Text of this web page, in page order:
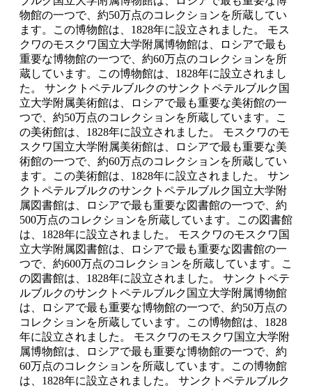
物館の一つで、約50万点のコレクションを所蔵してい
ます。この博物館は、1828年に設立されました。 モス
クワのモスクワ国立大学附属博物館は、ロシアで最も
重要な博物館の一つで、約60万点のコレクションを所
蔵しています。この博物館は、1828年に設立されまし
た。 サンクトペテルブルクのサンクトペテルブルク国
立大学附属美術館は、ロシアで最も重要な美術館の一
つで、約50万点のコレクションを所蔵しています。こ
の美術館は、1828年に設立されました。 モスクワのモ
スクワ国立大学附属美術館は、ロシアで最も重要な美
術館の一つで、約60万点のコレクションを所蔵してい
ます。この美術館は、1828年に設立されました。 サン
クトペテルブルクのサンクトペテルブルク国立大学附
属図書館は、ロシアで最も重要な図書館の一つで、約
500万点のコレクションを所蔵しています。この図書館
は、1828年に設立されました。 モスクワのモスクワ国
立大学附属図書館は、ロシアで最も重要な図書館の一
つで、約600万点のコレクションを所蔵しています。こ
の図書館は、1828年に設立されました。 サンクトペテ
ルブルクのサンクトペテルブルク国立大学附属博物館
は、ロシアで最も重要な博物館の一つで、約50万点の
コレクションを所蔵しています。この博物館は、1828
年に設立されました。 モスクワのモスクワ国立大学附
属博物館は、ロシアで最も重要な博物館の一つで、約
60万点のコレクションを所蔵しています。この博物館
は、1828年に設立されました。 サンクトペテルブルク